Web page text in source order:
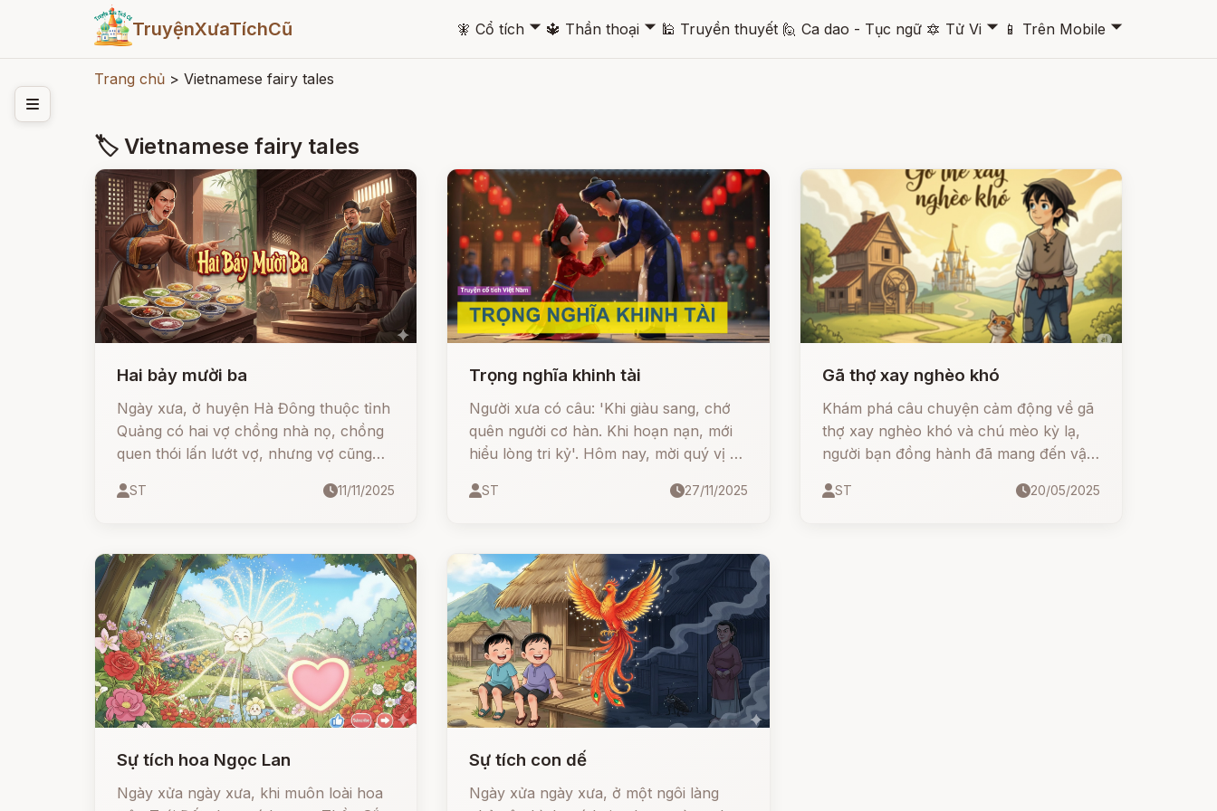
TruyệnXưaTíchCũ 🧚 Cổ tích 🞃 🔱 Thần thoại 🞃 🕌 Truyền thuyết 🙋 Ca dao - Tục ngữ 🔯 Tử Vi 🞃 📱 Trên Mobile 🞃
Trang chủ > Vietnamese fairy tales
🏷 Vietnamese fairy tales
Hai bảy mười ba
Ngày xưa, ở huyện Hà Đông thuộc tỉnh
Quảng có hai vợ chồng nhà nọ, chồng
quen thói lấn lướt vợ, nhưng vợ cũng
ST 11/11/2025
Trọng nghĩa khinh tài
Người xưa có câu: 'Khi giàu sang, chớ
quên người cơ hàn. Khi hoạn nạn, mới
hiểu lòng tri kỷ'. Hôm nay, mời quý vị và
'Trọng Nghĩa Khinh Tài', một giai thoại
ST 27/11/2025
Gã thợ xay nghèo khó
Khám phá câu chuyện cảm động về gã
thợ xay nghèo khó và chú mèo kỳ lạ,
người bạn đồng hành đã mang đến vận
Grimm đầy ý nghĩa về lòng tốt và sự bất
ST 20/05/2025
Sự tích hoa Ngọc Lan
Ngày xửa ngày xưa, khi muôn loài hoa
Sự tích con dế
Ngày xửa ngày xưa, ở một ngôi làng